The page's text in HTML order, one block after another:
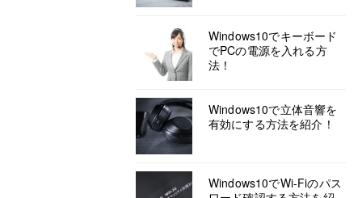
Windows10でキーボード
でPCの電源を入れる方
法！
Windows10で立体音響を
有効にする方法を紹介！
Windows10でWi-Fiのパス